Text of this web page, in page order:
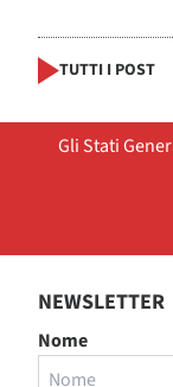
TUTTI I POST
Gli Stati
NEWSLETTER
Nome